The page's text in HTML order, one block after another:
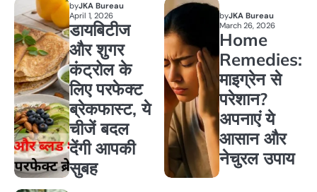
byJKA Bureau
April 1, 2026
डायबिटीज
और शुगर
कंट्रोल के
लिए परफेक्ट
ब्रेकफास्ट, ये
चीजें बदल
देंगी आपकी
सुबह
byJKA Bureau
March 26, 2026
Home
Remedies:
माइग्रेन से
परेशान?
अपनाएं ये
आसान और
नेचुरल उपाय